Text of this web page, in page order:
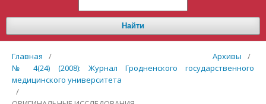
Найти
Главная / Архивы
/
№ 4(24) (2008): Журнал Гродненского государственного
медицинского университета
/